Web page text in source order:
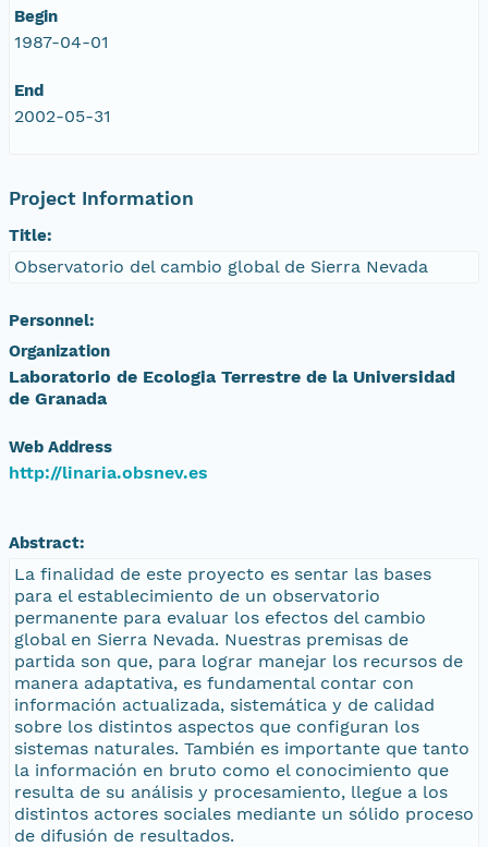
Begin
1987-04-01
End
2002-05-31
Project Information
Title:
Observatorio del cambio global de Sierra Nevada
Personnel:
Organization
Laboratorio de Ecologia Terrestre de la Universidad
de Granada
Web Address
http://linaria.obsnev.es
Abstract:
La finalidad de este proyecto es sentar las bases
para el establecimiento de un observatorio
permanente para evaluar los efectos del cambio
global en Sierra Nevada. Nuestras premisas de
partida son que, para lograr manejar los recursos de
manera adaptativa, es fundamental contar con
información actualizada, sistemática y de calidad
sobre los distintos aspectos que configuran los
sistemas naturales. También es importante que tanto
la información en bruto como el conocimiento que
resulta de su análisis y procesamiento, llegue a los
distintos actores sociales mediante un sólido proceso
de difusión de resultados.